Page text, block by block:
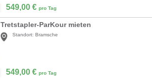
549,00 € pro Tag
Tretstapler-ParKour mieten
Standort: Bramsche
549,00 € pro Tag